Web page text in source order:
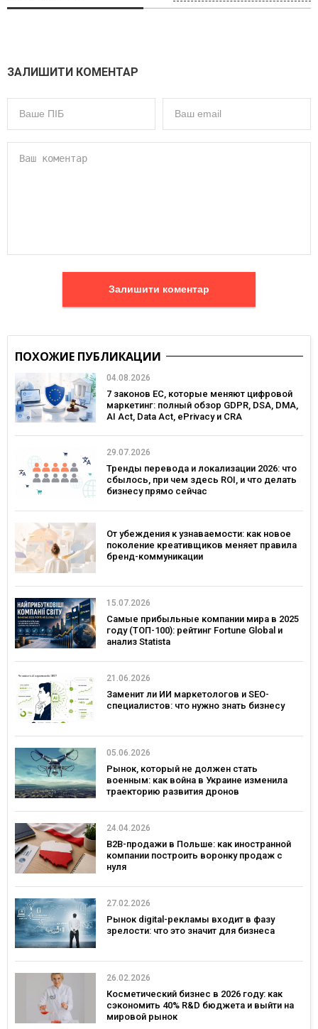
ЗАЛИШИТИ КОМЕНТАР
Залишити коментар
ПОХОЖИЕ ПУБЛИКАЦИИ
04.08.2026
7 законов ЕС, которые меняют цифровой
маркетинг: полный обзор GDPR, DSA, DMA,
AI Act, Data Act, ePrivacy и CRA
29.07.2026
Тренды перевода и локализации 2026: что
сбылось, при чем здесь ROI, и что делать
бизнесу прямо сейчас
От убеждения к узнаваемости: как новое
поколение креативщиков меняет правила
бренд-коммуникации
15.07.2026
Самые прибыльные компании мира в 2025
году (ТОП-100): рейтинг Fortune Global и
анализ Statista
21.06.2026
Заменит ли ИИ маркетологов и SEO-
специалистов: что нужно знать бизнесу
05.06.2026
Рынок, который не должен стать
военным: как война в Украине изменила
траекторию развития дронов
24.04.2026
B2B-продажи в Польше: как иностранной
компании построить воронку продаж с
нуля
27.02.2026
Рынок digital-рекламы входит в фазу
зрелости: что это значит для бизнеса
26.02.2026
Косметический бизнес в 2026 году: как
сэкономить 40% R&D бюджета и выйти на
мировой рынок